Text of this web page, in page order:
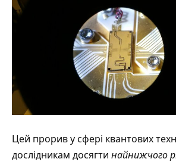
Цей прорив у сфері квантових
дослідникам досягти найнижчого